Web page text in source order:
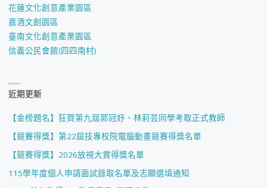
花蓮文化創意產業園區
嘉酒文創園區
臺南文化創意產業園區
信義公民會館(四四南村)
近期更新
【金榜題名】狂賀第九屆郭冠妤、林莉芸同學考取正式教師
【競賽得獎】第22屆技專校院電腦動畫競賽得獎名單
【競賽得獎】2026放視大賞得獎名單
115學年度個人申請面試錄取名單及志願選填通知